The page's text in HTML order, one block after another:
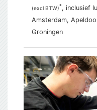
(excl BTW)*, inclusief
Amsterdam,
Groningen